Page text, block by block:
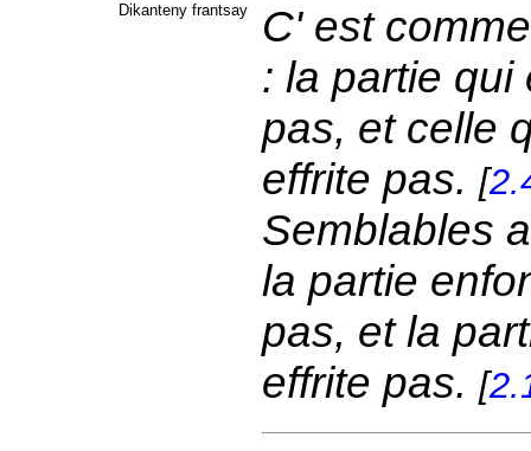
Dikanteny frantsay
C' est
: la partie qui
pas, et celle
effrite pas. [
Semblables
la partie
pas, et la
effrite pas. [